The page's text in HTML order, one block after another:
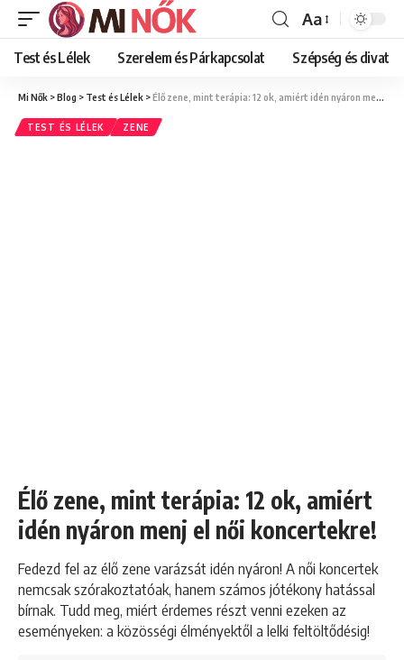
Font
Resizer
Aa
Test és Lélek Szerelem és Párkapcsolat Szépség és divat
Mi Nők >Blog > Test és Lélek >Élő zene, mint terápia: 12 ok, amiért idén nyáron menj el női koncertekre!
TEST ÉS LÉLEK ZENE
Élő zene, mint terápia: 12 ok, amiért
idén nyáron menj el női koncertekre!
Fedezd fel az élő zene varázsát idén nyáron! A női koncertek
nemcsak szórakoztatóak, hanem számos jótékony hatással
bírnak. Tudd meg, miért érdemes részt venni ezeken az
eseményeken: a közösségi élményektől a lelki feltöltődésig!